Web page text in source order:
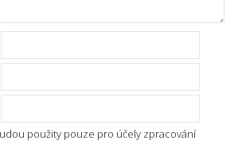
použity pouze pro účely zpracování